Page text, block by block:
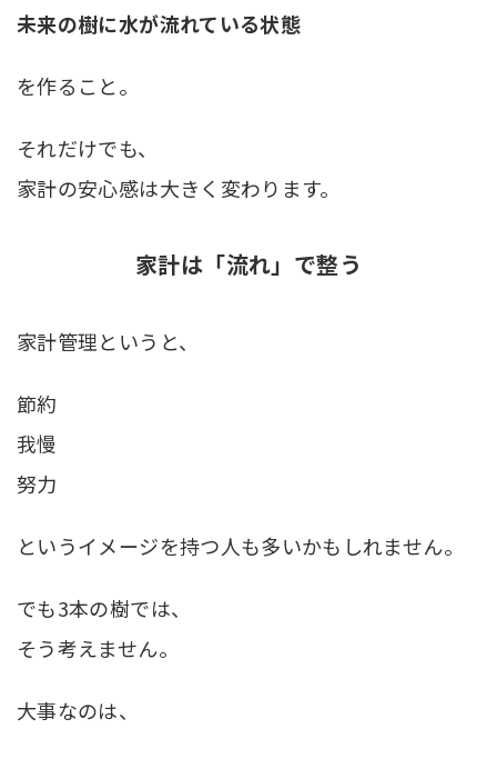
未来の樹に水が流れている状態
を作ること。
それだけでも、
家計の安心感は大きく変わります。
家計は「流れ」で整う
家計管理というと、
節約
我慢
努力
というイメージを持つ人も多いかもしれません。
でも3本の樹では、
そう考えません。
大事なのは、